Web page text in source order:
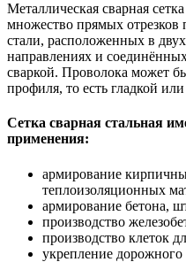
Металлическая сварная
множество прямых отрезков
стали, расположенных в
направлениях и
сваркой. Проволока может
профиля, то есть гладкой
Сетка сварная стальная
применения:
армирование
теплоизоляционных
армирование бетона,
производство
производство клеток
укрепление дорожного